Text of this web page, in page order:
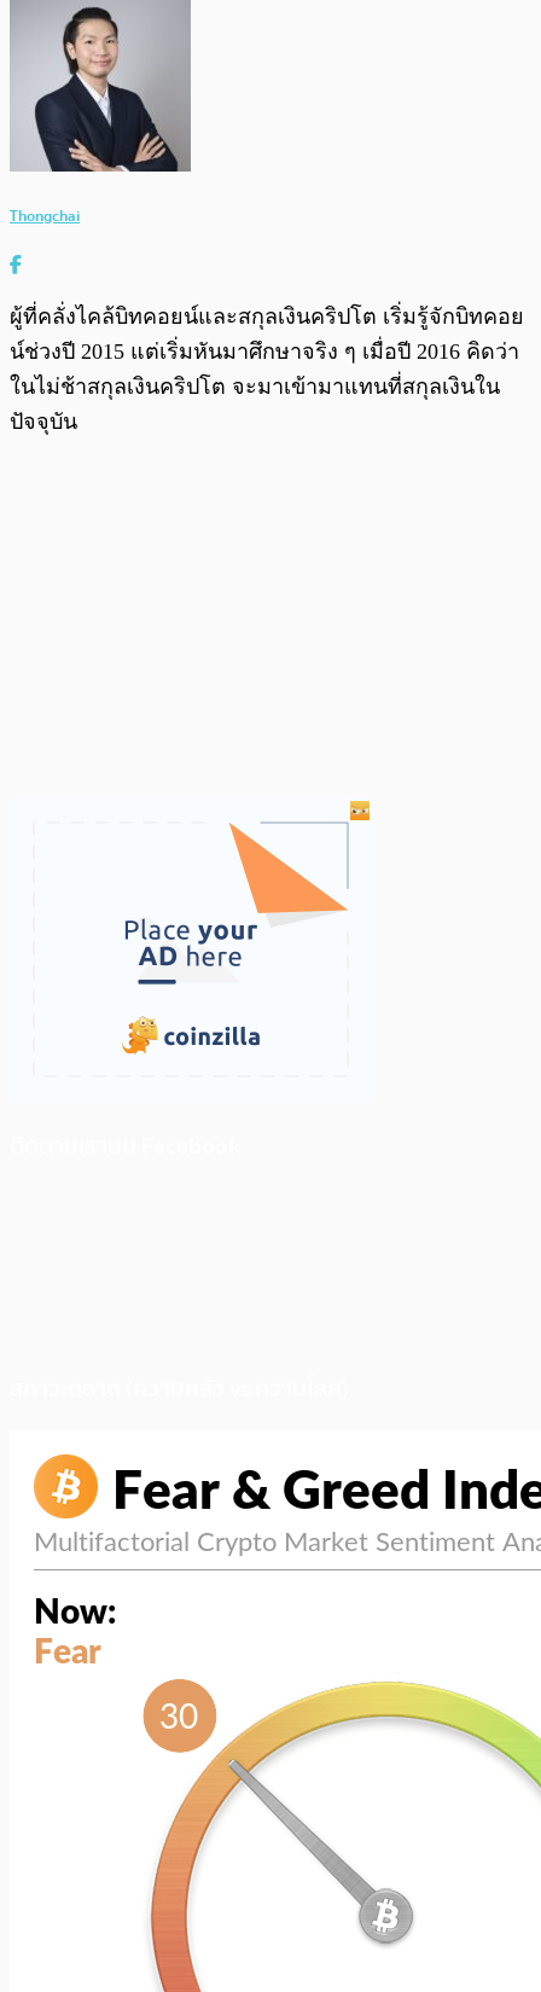
Thongchai
ผู้ที่คลั่งไคล้บิทคอยน์และสกุลเงินคริปโต เริ่มรู้จักบิทคอย
น์ช่วงปี 2015 แต่เริ่มหันมาศึกษาจริง ๆ เมื่อปี 2016 คิดว่า
ในไม่ช้าสกุลเงินคริปโต จะมาเข้ามาแทนที่สกุลเงินใน
ปัจจุบัน